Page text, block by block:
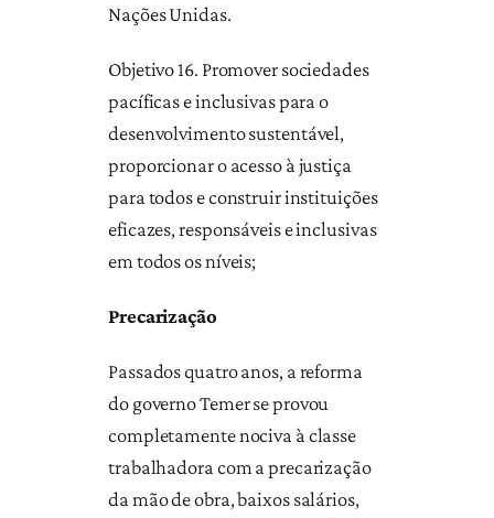
Nações Unidas.
Objetivo 16. Promover sociedades
pacíficas e inclusivas para o
desenvolvimento sustentável,
proporcionar o acesso à justiça
para todos e construir instituições
eficazes, responsáveis e inclusivas
em todos os níveis;
Precarização
Passados quatro anos, a reforma
do governo Temer se provou
completamente nociva à classe
trabalhadora com a precarização
da mão de obra, baixos salários,